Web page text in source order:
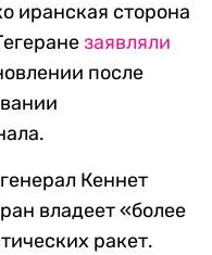
иранская сторона
заявляли
после
Кеннет
владеет «более
ракет.